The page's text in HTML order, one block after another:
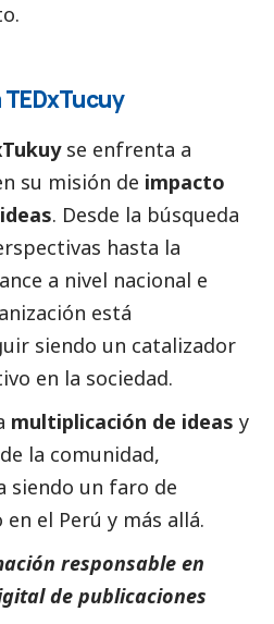
se enfrenta a
su misión de impacto
. Desde la búsqueda
hasta la
a nivel nacional e
está
siendo un catalizador
en la sociedad.
multiplicación de ideas y
la comunidad,
siendo un faro de
el Perú y más allá.
responsable en
de publicaciones